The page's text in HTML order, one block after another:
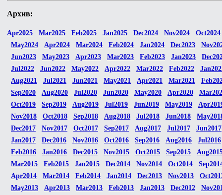
Архив:
Apr2025 Mar2025 Feb2025 Jan2025 Dec2024 Nov2024
Oct2024
May2024
Apr2024 Mar2024 Feb2024 Jan2024 Dec2023
Jun2023
May2023 Apr2023 Mar2023 Feb2023 Jan2023
Jul2022
Jun2022 May2022 Apr2022 Mar2022 Feb2022
Aug2021
Jul2021 Jun2021 May2021 Apr2021 Mar2021
Sep2020
Aug2020 Jul2020 Jun2020 May2020 Apr2020
Oct2019
Sep2019 Aug2019 Jul2019 Jun2019 May2019
Nov2018
Oct2018 Sep2018 Aug2018 Jul2018 Jun2018
Dec2017
Nov2017 Oct2017 Sep2017 Aug2017 Jul2017
Jun2017
Jan2017
Dec2016 Nov2016 Oct2016 Sep2016 Aug2016
Jul2016
Feb2016
Jan2016 Dec2015 Nov2015 Oct2015 Sep2015
Mar2015
Feb2015 Jan2015 Dec2014 Nov2014 Oct2014
Apr2014
Mar2014 Feb2014 Jan2014 Dec2013 Nov2013
May2013
Apr2013 Mar2013 Feb2013 Jan2013 Dec2012